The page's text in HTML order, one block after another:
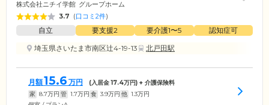
株式会社ニチイ学館 グループホーム
3.7 (口コミ2件)
自立 要支援2 要介護1〜5
認知症可
埼玉県さいたま市南区辻4-19-13
北戸田駅
月額15.6 万円 (入居金17.4万円) + 介護保険料
家 8.7万円 管 1.7万円 食 3.9万円 他 1.3万円